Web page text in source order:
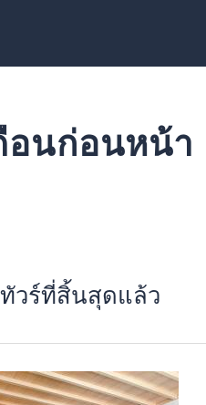
อนก่อนหน้า
วร์ที่สิ้นสุดแล้ว